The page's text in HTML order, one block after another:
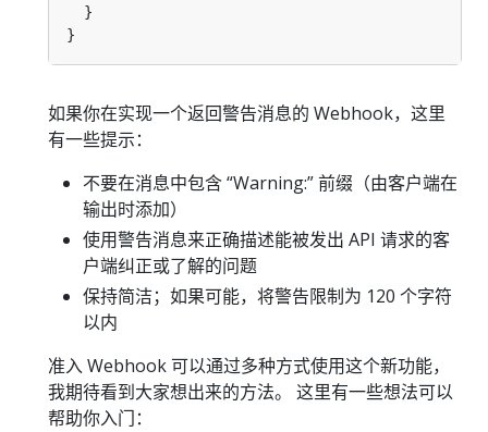
如果你在实现一个返回警告消息的 Webhook，这里
有一些提示：
不要在消息中包含 “Warning:” 前缀（由客户端在
输出时添加）
使用警告消息来正确描述能被发出 API 请求的客
户端纠正或了解的问题
保持简洁；如果可能，将警告限制为 120 个字符
以内
准入 Webhook 可以通过多种方式使用这个新功能，
我期待看到大家想出来的方法。 这里有一些想法可以
帮助你入门：